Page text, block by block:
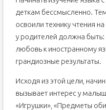
деткам бессмысленно.
освоили технику чтения
у родителей должна быть:
любовь к иностранному
грандиозные результаты.
Исходя из этой цели,
вызывает интерес у
«Игрушки», «Предметы